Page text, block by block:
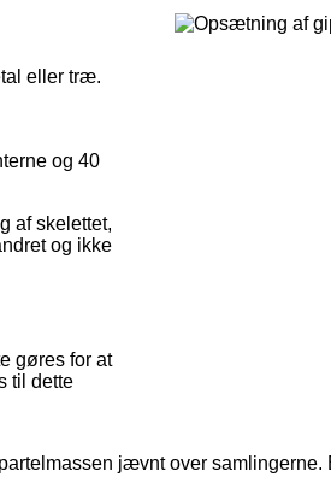
eller træ.
og 40
af skelettet,
og ikke
gøres for at
til dette
jævnt over